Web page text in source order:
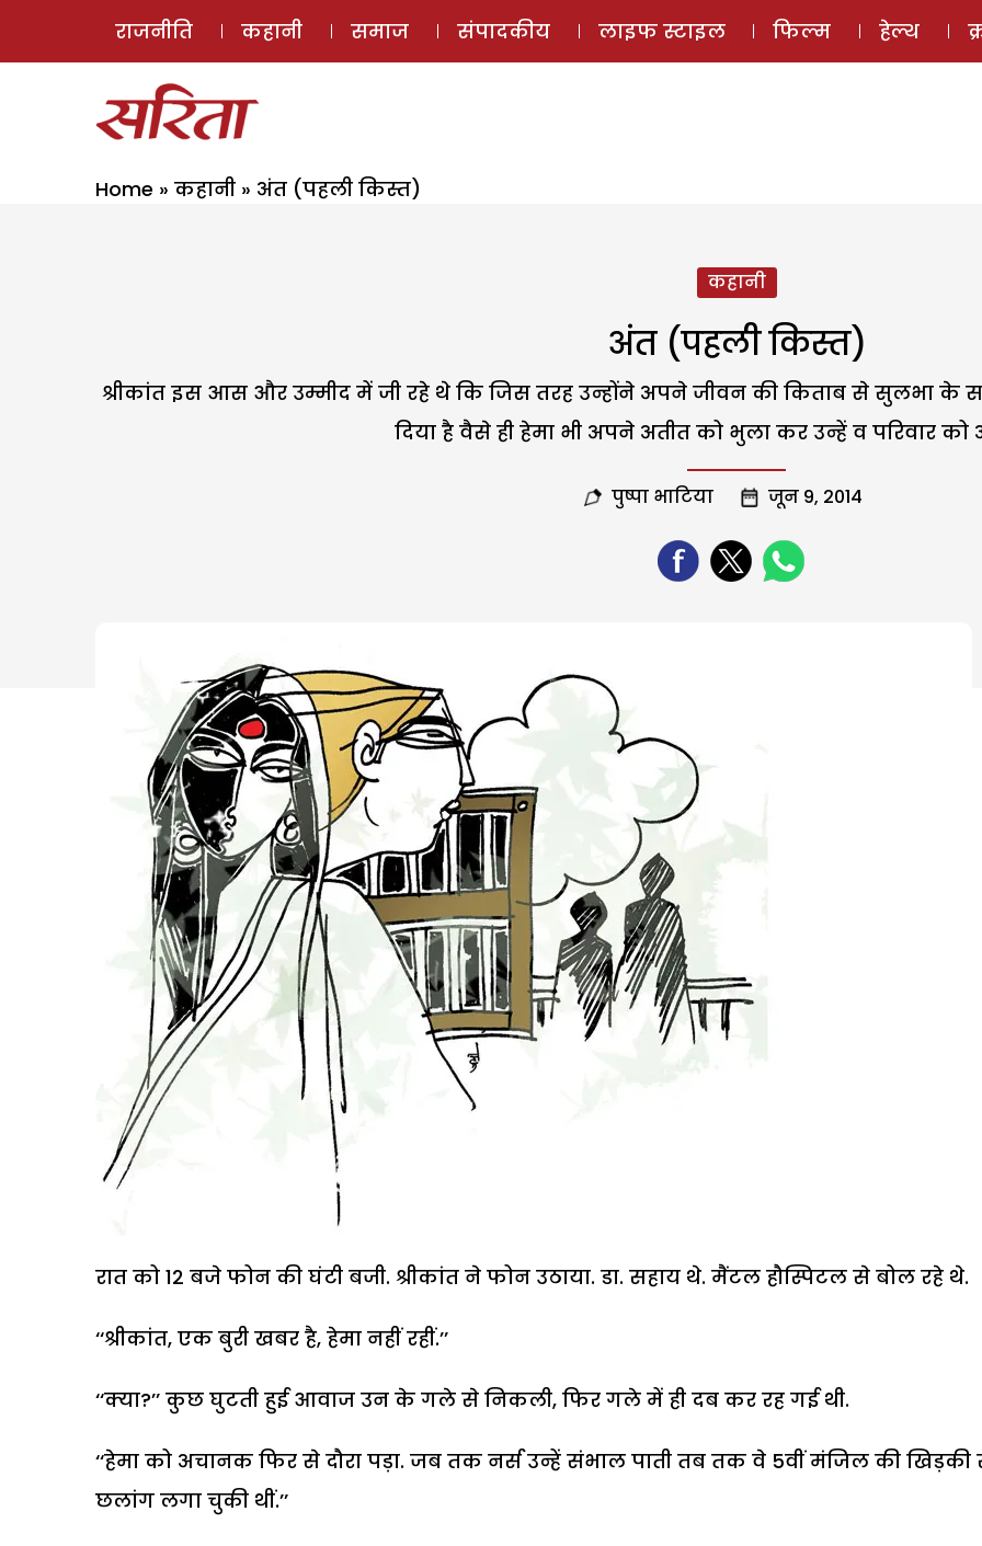
ई-मैगज़ीन
राजनीति कहानी समाज संपादकीय लाइफ स्टाइल फिल्म हेल्थ
Home » कहानी » अंत (पहली किस्त)
कहानी
अंत (पहली किस्त)
श्रीकांत इस आस और उम्मीद में जी रहे थे कि जिस तरह उन्होंने अपने जीवन की किताब से सुलभा के
दिया है वैसे ही हेमा भी अपने अतीत को भुला कर उन्हें व परिवार को
पुष्पा भाटिया जून 9, 2014
रात को 12 बजे फोन की घंटी बजी. श्रीकांत ने फोन उठाया. डा. सहाय थे. मैंटल हौस्पिटल से बोल रहे थे.
‘‘श्रीकांत, एक बुरी खबर है, हेमा नहीं रहीं.’’
‘‘क्या?’’ कुछ घुटती हुई आवाज उन के गले से निकली, फिर गले में ही दब कर रह गई थी.
‘‘हेमा को अचानक फिर से दौरा पड़ा. जब तक नर्स उन्हें संभाल पाती तब तक वे 5वीं मंजिल की खिड़की
छलांग लगा चुकी थीं.’’